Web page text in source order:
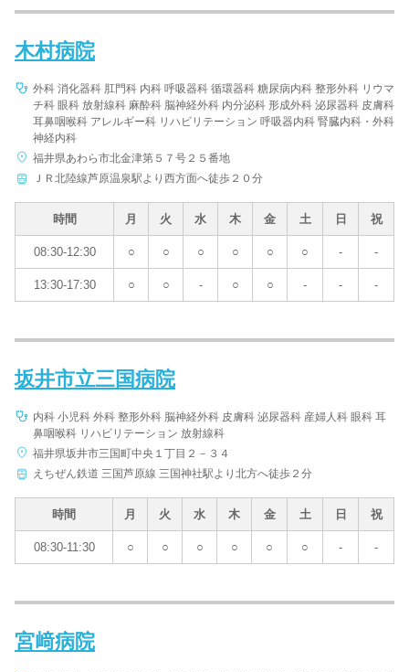
木村病院
外科 消化器科 肛門科 内科 呼吸器科 循環器科 糖尿病内科 整形外科 リウマ
チ科 眼科 放射線科 麻酔科 脳神経外科 内分泌科 形成外科 泌尿器科 皮膚科
耳鼻咽喉科 アレルギー科 リハビリテーション 呼吸器内科 腎臓内科・外科
神経内科
福井県あわら市北金津第５７号２５番地
ＪＲ北陸線芦原温泉駅より西方面へ徒歩２０分
時間 月 火 水 木 金 土 日 祝
08:30-12:30 ○ ○ ○ ○ ○ ○ - -
13:30-17:30 ○ ○ - ○ ○ - - -
坂井市立三国病院
内科 小児科 外科 整形外科 脳神経外科 皮膚科 泌尿器科 産婦人科 眼科 耳
鼻咽喉科 リハビリテーション 放射線科
福井県坂井市三国町中央１丁目２－３４
えちぜん鉄道 三国芦原線 三国神社駅より北方へ徒歩２分
時間 月 火 水 木 金 土 日 祝
08:30-11:30 ○ ○ ○ ○ ○ ○ - -
宮﨑病院